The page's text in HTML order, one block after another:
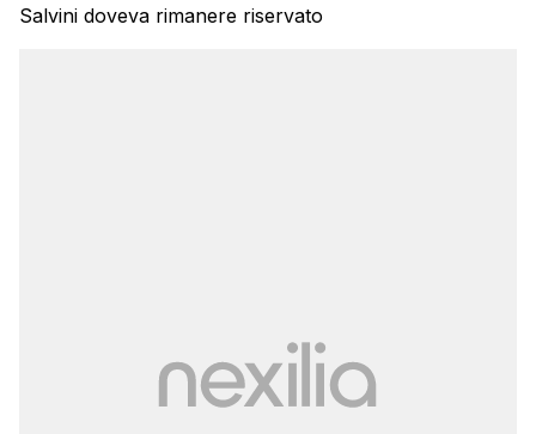
Salvini doveva rimanere riservato